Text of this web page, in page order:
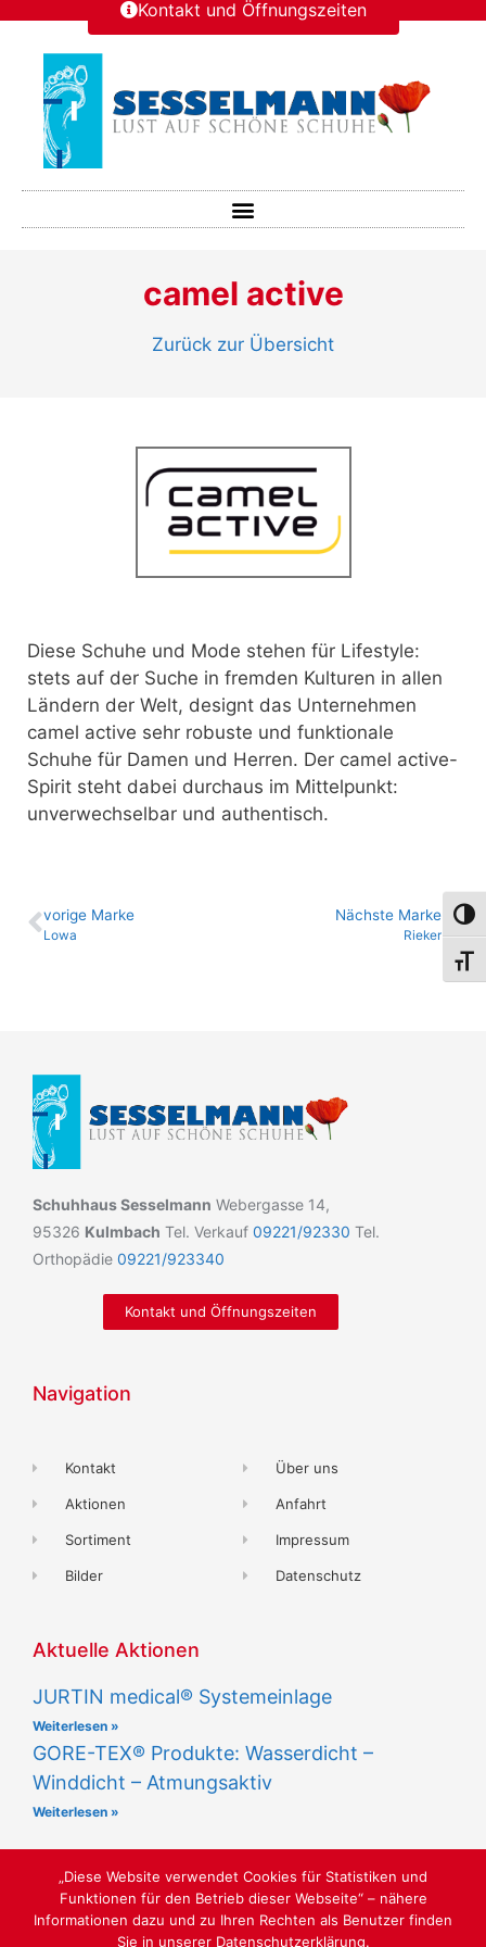
Kontakt und Öffnungszeiten
camel active
Zurück zur Übersicht
Diese Schuhe und Mode stehen für Lifestyle:
stets auf der Suche in fremden Kulturen in allen
Ländern der Welt, designt das Unternehmen
camel active sehr robuste und funktionale
Schuhe für Damen und Herren. Der camel active-
Spirit steht dabei durchaus im Mittelpunkt:
unverwechselbar und authentisch.
vo­ri­ge Marke
Lowa
Nächste Marke
Rieker
Schuhhaus Sesselmann Webergasse 14,
95326 Kulmbach Tel. Verkauf 09221/92330 Tel.
Orthopädie 09221/923340
Kontakt und Öffnungszeiten
Navigation
Kontakt
Aktionen
Sortiment
Bilder
Über uns
Anfahrt
Impressum
Datenschutz
Aktuelle Aktionen
JURTIN medical® Systemeinlage
Weiterlesen »
GORE-TEX® Produkte: Wasserdicht –
Winddicht – Atmungsaktiv
Weiterlesen »
„Diese Website verwendet Cookies für Statistiken und
Funktionen für den Betrieb dieser Webseite“ – nähere
Informationen dazu und zu Ihren Rechten als Benutzer finden
Sie in unserer Datenschutzerklärung.